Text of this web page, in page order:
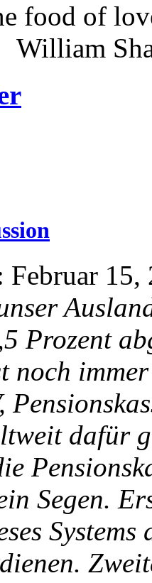
food of
15,
Prozent
noch
dafür
Segen.